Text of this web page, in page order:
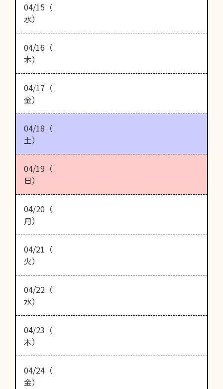
04/15（
水）
04/16（
木）
04/17（
金）
04/18（
土）
04/19（
日）
04/20（
月）
04/21（
火）
04/22（
水）
04/23（
木）
04/24（
金）